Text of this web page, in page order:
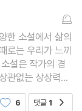
한 소설에서 삶의
로는 우리가 느끼
설은 작가의 경
관없는 상상력의
과 살아갈 삶을
의 소설은 마치
6 댓글 1